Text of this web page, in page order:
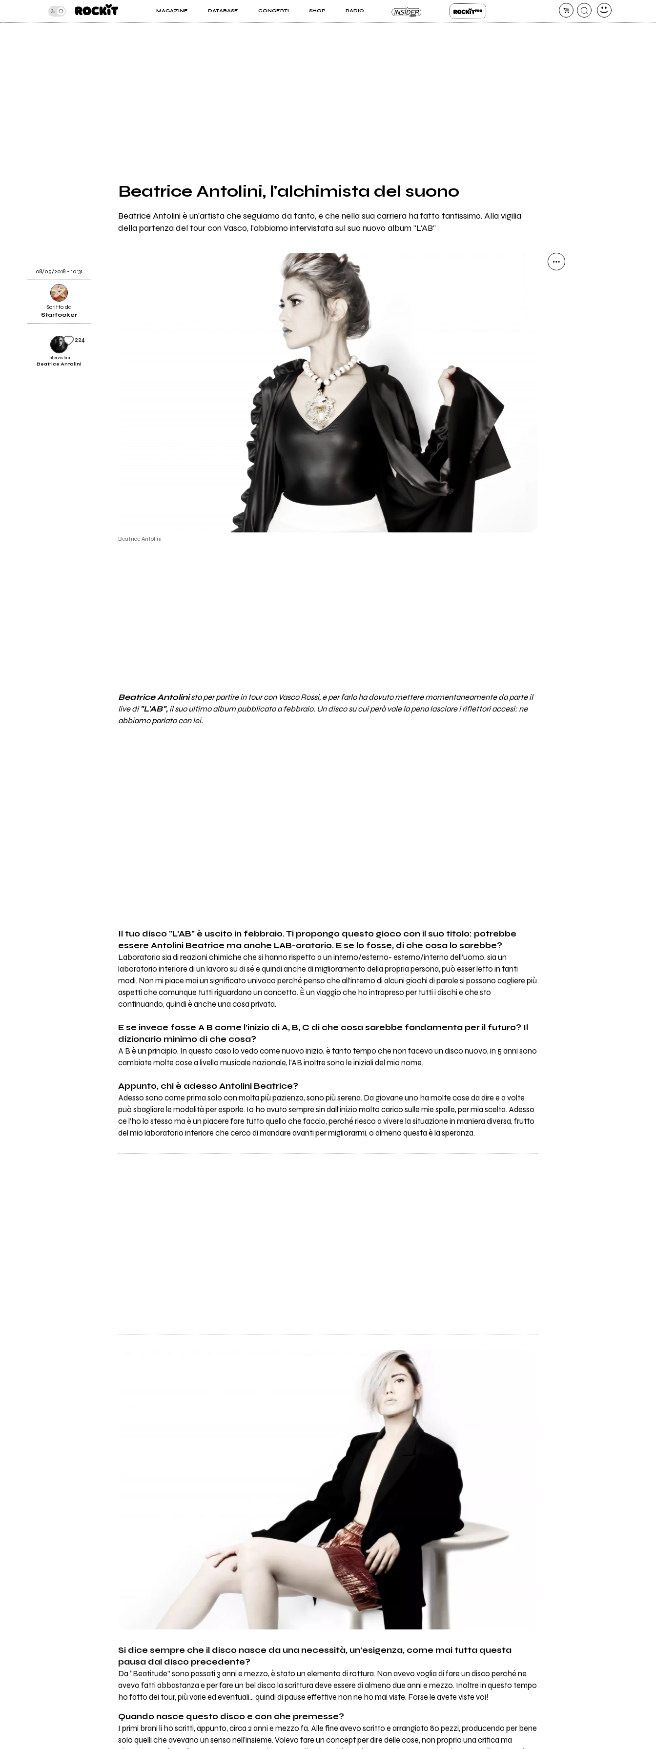
MAGAZINE DATABASE CONCERTI SHOP RADIO
INSIDER ROCKIT PRO
Beatrice Antolini, l'alchimista del suono
Beatrice Antolini è un'artista che seguiamo da tanto, e che nella sua carriera ha fatto tantissimo. Alla vigilia
della partenza del tour con Vasco, l'abbiamo intervistata sul suo nuovo album "L'AB"
Beatrice Antolini
08/05/2018 - 10:31
Scritto da
Starfooker
Intervista a
Beatrice Antolini
224
Beatrice Antolinista per partire in tour con Vasco Rossi, e per farlo ha dovuto mettere momentaneamente da parte il
live di "L'AB",il suo ultimo album pubblicato a febbraio. Un disco su cui però vale la pena lasciare i riflettori accesi: ne
abbiamo parlato con lei.
Il tuo disco "L’AB" è uscito in febbraio. Ti propongo questo gioco con il suo titolo: potrebbe
essere Antolini Beatrice ma anche LAB-oratorio. E se lo fosse, di che cosa lo sarebbe?
Laboratorio sia di reazioni chimiche che si hanno rispetto a un interno/esterno- esterno/interno dell’uomo, sia un
laboratorio interiore di un lavoro su di sé e quindi anche di miglioramento della propria persona, può esser letto in tanti
modi. Non mi piace mai un significato univoco perché penso che all’interno di alcuni giochi di parole si possano cogliere più
aspetti che comunque tutti riguardano un concetto. È un viaggio che ho intrapreso per tutti i dischi e che sto
continuando, quindi è anche una cosa privata.
E se invece fosse A B come l’inizio di A, B, C di che cosa sarebbe fondamenta per il futuro? Il
dizionario minimo di che cosa?
A B è un principio. In questo caso lo vedo come nuovo inizio, è tanto tempo che non facevo un disco nuovo, in 5 anni sono
cambiate molte cose a livello musicale nazionale, l’AB inoltre sono le iniziali del mio nome.
Appunto, chi è adesso Antolini Beatrice?
Adesso sono come prima solo con molta più pazienza, sono più serena. Da giovane uno ha molte cose da dire e a volte
può sbagliare le modalità per esporle. Io ho avuto sempre sin dall’inizio molto carico sulle mie spalle, per mia scelta. Adesso
ce l’ho lo stesso ma è un piacere fare tutto quello che faccio, perché riesco a vivere la situazione in maniera diversa, frutto
del mio laboratorio interiore che cerco di mandare avanti per migliorarmi, o almeno questa è la speranza.
Si dice sempre che il disco nasce da una necessità, un’esigenza, come mai tutta questa
pausa dal disco precedente?
Da “Beatitude” sono passati 3 anni e mezzo, è stato un elemento di rottura. Non avevo voglia di fare un disco perché ne
avevo fatti abbastanza e per fare un bel disco la scrittura deve essere di almeno due anni e mezzo. Inoltre in questo tempo
ho fatto dei tour, più varie ed eventuali... quindi di pause effettive non ne ho mai viste. Forse le avete viste voi!
Quando nasce questo disco e con che premesse?
I primi brani li ho scritti, appunto, circa 2 anni e mezzo fa. Alle fine avevo scritto e arrangiato 80 pezzi, producendo per bene
solo quelli che avevano un senso nell’insieme. Volevo fare un concept per dire delle cose, non proprio una critica ma